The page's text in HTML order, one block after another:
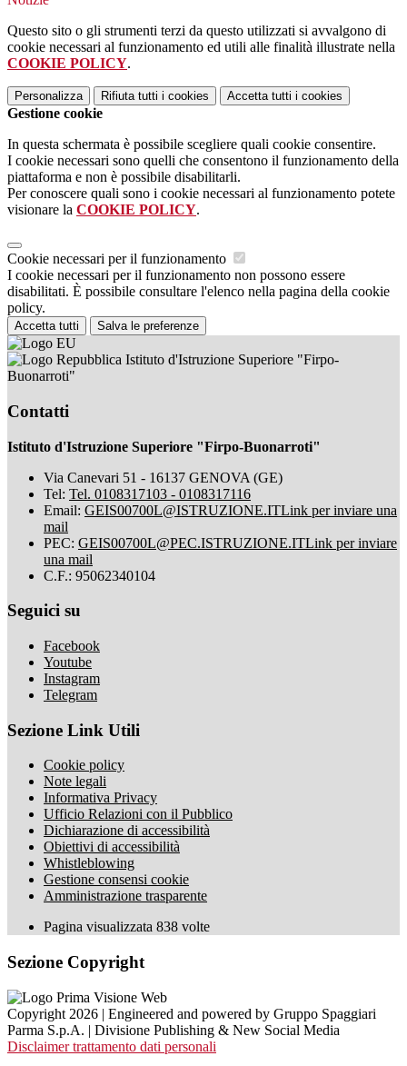
Questo sito o gli strumenti terzi da questo utilizzati si avvalgono di
cookie necessari al funzionamento ed utili alle finalità illustrate nella
COOKIE POLICY.
Personalizza Rifiuta tutti i cookies Accetta tutti i cookies
Gestione cookie
In questa schermata è possibile scegliere quali cookie consentire.
I cookie necessari sono quelli che consentono il funzionamento della
piattaforma e non è possibile disabilitarli.
Per conoscere quali sono i cookie necessari al funzionamento potete
visionare la COOKIE POLICY.
Cookie necessari per il funzionamento
I cookie necessari per il funzionamento non possono essere
disabilitati. È possibile consultare l'elenco nella pagina della cookie
policy.
Accetta tutti Salva le preferenze
Istituto d'Istruzione Superiore "Firpo-
Buonarroti"
Contatti
Istituto d'Istruzione Superiore "Firpo-Buonarroti"
Via Canevari 51 - 16137 GENOVA (GE)
Tel: Tel. 0108317103 - 0108317116
Email: GEIS00700L@ISTRUZIONE.ITLink per inviare una
mail
PEC: GEIS00700L@PEC.ISTRUZIONE.ITLink per inviare
una mail
C.F.: 95062340104
Seguici su
Facebook
Youtube
Instagram
Telegram
Sezione Link Utili
Cookie policy
Note legali
Informativa Privacy
Ufficio Relazioni con il Pubblico
Dichiarazione di accessibilità
Obiettivi di accessibilità
Whistleblowing
Gestione consensi cookie
Amministrazione trasparente
Pagina visualizzata 838 volte
Sezione Copyright
Copyright 2026 | Engineered and powered by Gruppo Spaggiari
Parma S.p.A. | Divisione Publishing & New Social Media
Disclaimer trattamento dati personali